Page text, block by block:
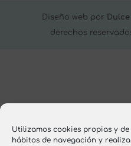
Utilizamos cookies propias y
hábitos de navegación y
Diseño web por
derechos